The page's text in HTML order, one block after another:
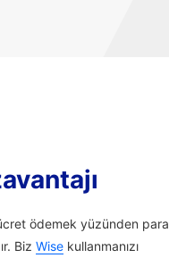
ödemek yüzünden para
Biz Wise kullanmanızı